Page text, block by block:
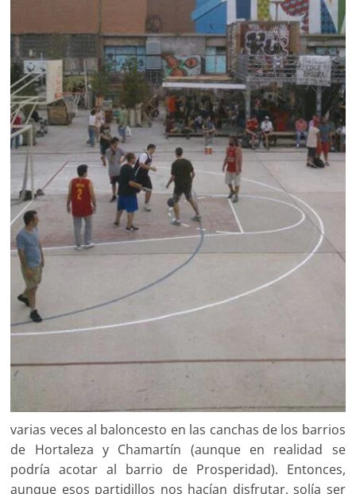
varias veces al baloncesto en las canchas de los barrios
de Hortaleza y Chamartín (aunque en realidad se
podría acotar al barrio de Prosperidad). Entonces,
aunque esos partidillos nos hacían disfrutar, solía ser